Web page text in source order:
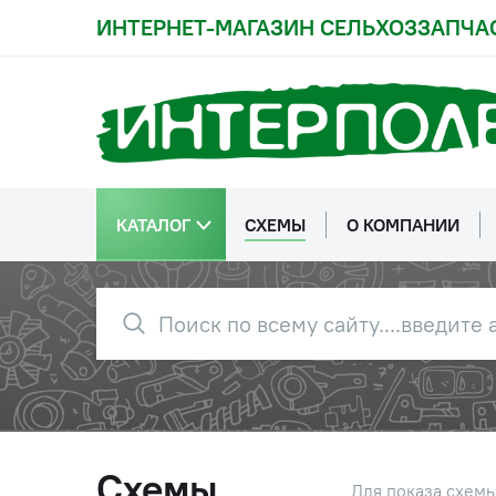
ИНТЕРНЕТ-МАГАЗИН
КАТАЛОГ СХЕМЫ О КОМПАНИИ
Для показа
29 1/05200/01 Шайба
31 1/05170/73 Шайба
33 1/05172/77 Шайба